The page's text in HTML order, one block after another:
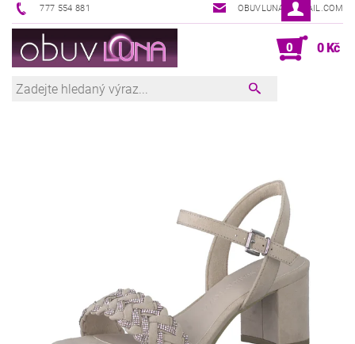
777 554 881 OBUVLUNA@GMAIL.COM
0 0 Kč